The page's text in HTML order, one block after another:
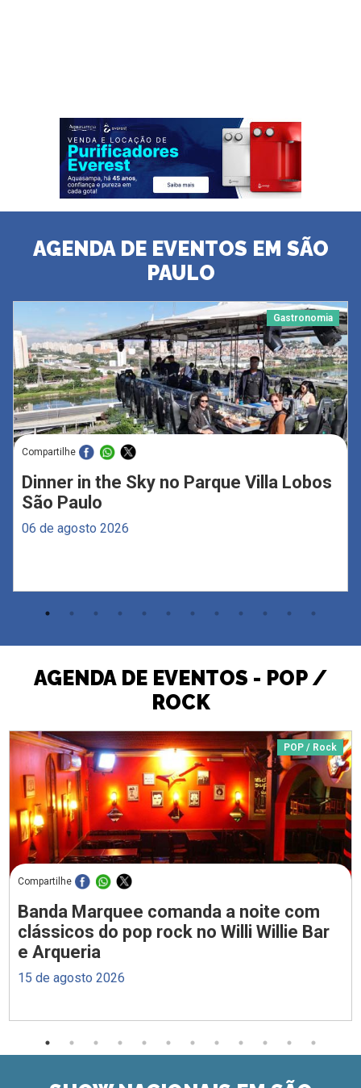
AGENDA DE EVENTOS EM SÃO
PAULO
Gastronomia
Compartilhe
Dinner in the Sky no Parque Villa Lobos
São Paulo
06 de agosto 2026
AGENDA DE EVENTOS - POP /
ROCK
POP / Rock
Compartilhe
Banda Marquee comanda a noite com
clássicos do pop rock no Willi Willie Bar
e Arqueria
15 de agosto 2026